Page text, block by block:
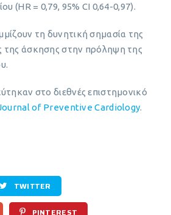
(HR = 0,79, 95% CI 0,64-0,97).
τη δυνητική σημασία της
της άσκησης στην πρόληψη της
στο διεθνές επιστημονικό
of Preventive Cardiology.
TWITTER
PINTEREST